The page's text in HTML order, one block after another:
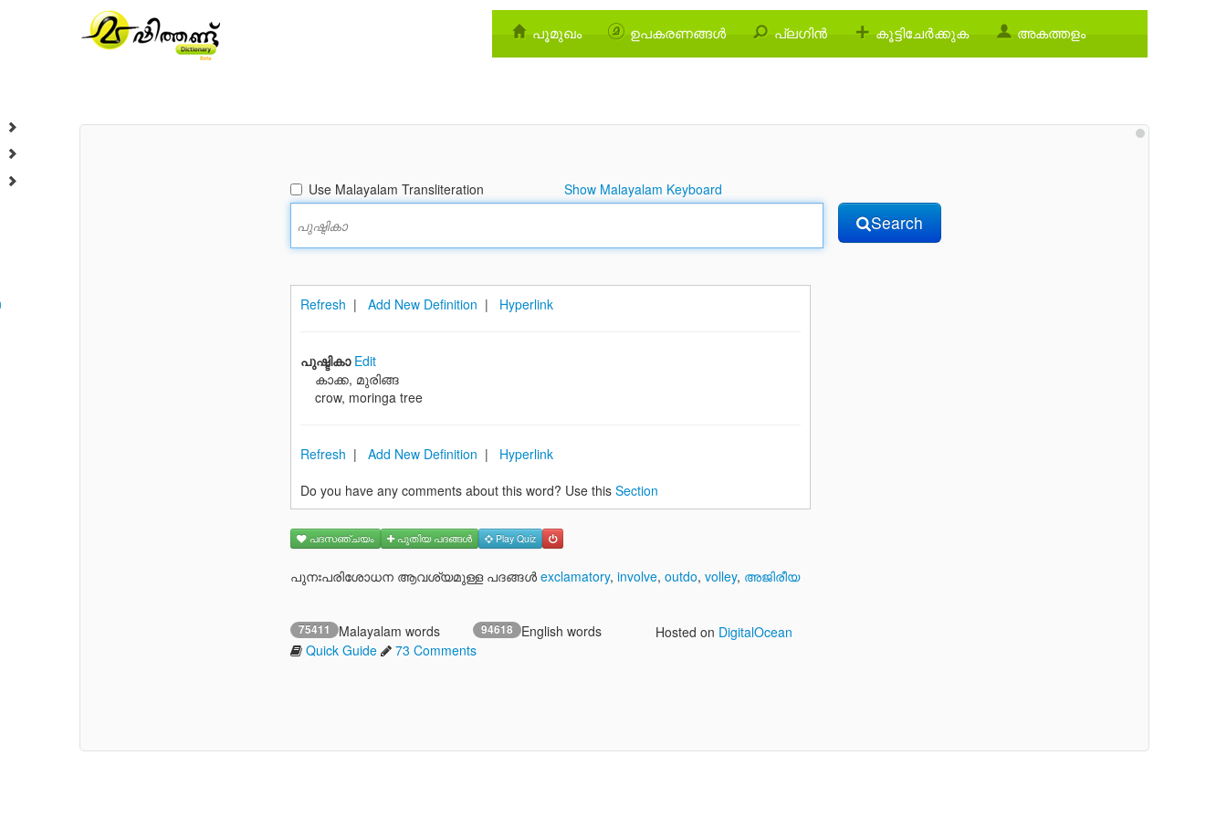
പൂമുഖം ഉപകരണങ്ങള്‍ പ്ലഗിന്‍ കൂട്ടിചേര്‍ക്കുക അകത്തളം
Use Malayalam Transliteration Show Malayalam Keyboard
Search
Refresh | Add New Definition | Hyperlink
പുഷ്ടികാ Edit
കാക്ക, മുരിങ്ങ
crow, moringa tree
Refresh | Add New Definition | Hyperlink
Do you have any comments about this word? Use this Section
പദസഞ്ചയം പുതിയ പദങ്ങള്‍ Play Quiz
പുനഃപരിശോധന ആവശ്യമുള്ള പദങ്ങള്‍ exclamatory, involve, outdo, volley, അജിരീയ
75411 Malayalam words 94618 English words Hosted on DigitalOcean
Quick Guide
73 Comments